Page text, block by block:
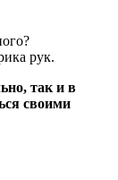
рук.
так и в
своими